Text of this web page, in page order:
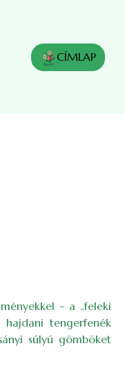
CÍMLAP
– a „feleki
tengerfenék
súlyú gömböket